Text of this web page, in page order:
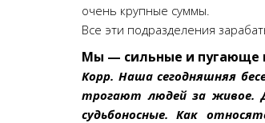
очень крупные суммы.
Все эти подразделения
Мы — сильные и пугающе
Корр. Наша сегодняшняя
трогают людей за живое.
судьбоносные. Как